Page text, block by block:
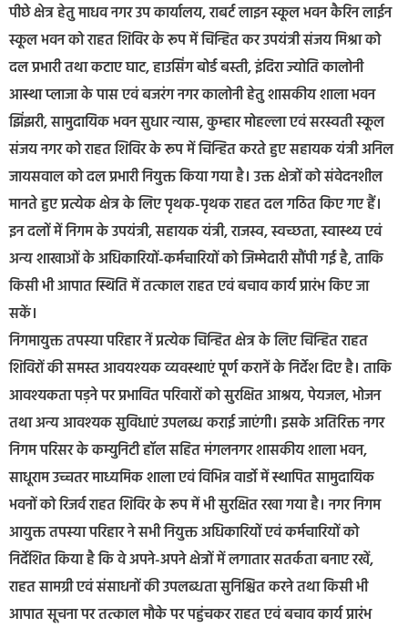
पीछे क्षेत्र हेतु माधव नगर उप कार्यालय, राबर्ट लाइन स्कूल भवन कैरिन लाईन
स्कूल भवन को राहत शिविर के रूप में चिन्हित कर उपयंत्री संजय मिश्रा को
दल प्रभारी तथा कटाए घाट, हाउसिंग बोर्ड बस्ती, इंदिरा ज्योति कालोनी
आस्था प्लाजा के पास एवं बजरंग नगर कालोनी हेतु शासकीय शाला भवन
झिंझरी, सामुदायिक भवन सुधार न्यास, कुम्हार मोहल्ला एवं सरस्वती स्कूल
संजय नगर को राहत शिविर के रूप में चिन्हित करते हुए सहायक यंत्री अनिल
जायसवाल को दल प्रभारी नियुक्त किया गया है। उक्त क्षेत्रों को संवेदनशील
मानते हुए प्रत्येक क्षेत्र के लिए पृथक-पृथक राहत दल गठित किए गए हैं।
इन दलों में निगम के उपयंत्री, सहायक यंत्री, राजस्व, स्वच्छता, स्वास्थ्य एवं
अन्य शाखाओं के अधिकारियों-कर्मचारियों को जिम्मेदारी सौंपी गई है, ताकि
किसी भी आपात स्थिति में तत्काल राहत एवं बचाव कार्य प्रारंभ किए जा
सकें।
निगमायुक्त तपस्या परिहार नें प्रत्येक चिन्हित क्षेत्र के लिए चिन्हित राहत
शिविरों की समस्त आवयश्यक व्यवस्थाएं पूर्ण करानें के निर्देश दिए है। ताकि
आवश्यकता पड़ने पर प्रभावित परिवारों को सुरक्षित आश्रय, पेयजल, भोजन
तथा अन्य आवश्यक सुविधाएं उपलब्ध कराई जाएंगी। इसके अतिरिक्त नगर
निगम परिसर के कम्युनिटी हॉल सहित मंगलनगर शासकीय शाला भवन,
साधूराम उच्चतर माध्यमिक शाला एवं विभिन्न वार्डो में स्थापित सामुदायिक
भवनों को रिजर्व राहत शिविर के रूप में भी सुरक्षित रखा गया है। नगर निगम
आयुक्त तपस्या परिहार ने सभी नियुक्त अधिकारियों एवं कर्मचारियों को
निर्देशित किया है कि वे अपने-अपने क्षेत्रों में लगातार सतर्कता बनाए रखें,
राहत सामग्री एवं संसाधनों की उपलब्धता सुनिश्चित करने तथा किसी भी
आपात सूचना पर तत्काल मौके पर पहुंचकर राहत एवं बचाव कार्य प्रारंभ